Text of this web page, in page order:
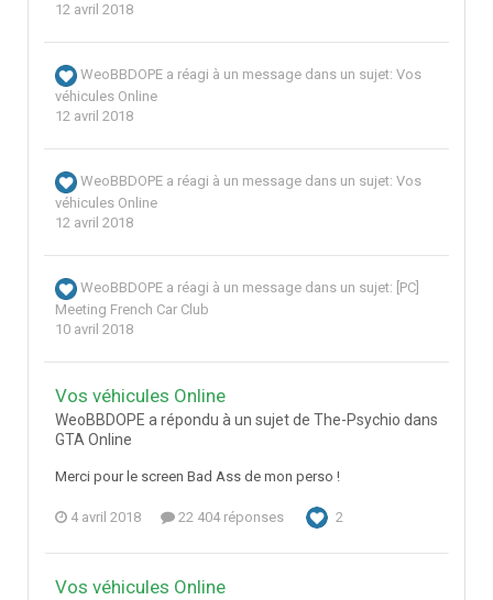
12 avril 2018
WeoBBDOPE a réagi à un message dans un sujet: Vos
véhicules Online
12 avril 2018
WeoBBDOPE a réagi à un message dans un sujet: Vos
véhicules Online
12 avril 2018
WeoBBDOPE a réagi à un message dans un sujet: [PC]
Meeting French Car Club
10 avril 2018
Vos véhicules Online
WeoBBDOPE a répondu à un sujet de The-Psychio dans
GTA Online
Merci pour le screen Bad Ass de mon perso !
4 avril 2018 22 404 réponses 2
Vos véhicules Online